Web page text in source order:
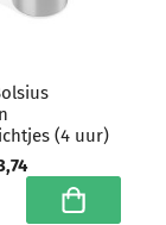
(4 uur)
In